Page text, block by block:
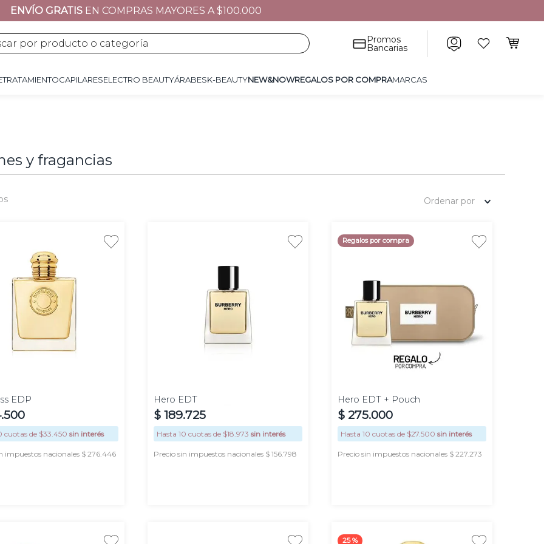
ENVÍO GRATIS EN COMPRAS MAYORES A $100.000
producto o categoría Promos
Bancarias
TRATAMIENTOCAPILARESELECTRO BEAUTYÁRABESK-BEAUTYNEW&NOWREGALOS POR COMPRAMARCAS
y fragancias
Ordenar por
EDP
.500
cuotas de $33.450 sin interés
impuestos nacionales $ 276.446
Hero EDT
$ 189.725
Hasta 10 cuotas de $18.973 sin interés
Precio sin impuestos nacionales $ 156.798
Regalos por compra
Hero EDT + Pouch
$ 275.000
Hasta 10 cuotas de $27.500 sin interés
Precio sin impuestos nacionales $ 227.273
25 %